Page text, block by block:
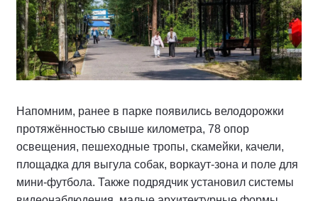
Напомним, ранее в парке появились велодорожки
протяжённостью свыше километра, 78 опор
освещения, пешеходные тропы, скамейки, качели,
площадка для выгула собак, воркаут-зона и поле для
мини-футбола. Также подрядчик установил системы